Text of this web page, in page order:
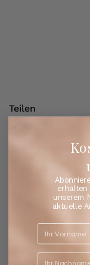
Teilen
erhalten
unserem
aktuelle